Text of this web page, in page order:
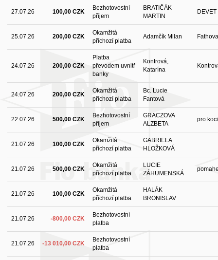
27.07.26 100,00 CZK
Bezhotovostní
příjem
BRATIČÁK
MARTIN
DEVET
25.07.26 200,00 CZK
Okamžitá
příchozí platba
Adamčík Milan
24.07.26 200,00 CZK
Platba
převodem uvnitř
banky
Kontrová,
Katarína
24.07.26 200,00 CZK
Okamžitá
příchozí platba
Bc. Lucie
Fantová
22.07.26 500,00 CZK
Bezhotovostní
příjem
GRACZOVA
ALZBETA
pro
21.07.26 100,00 CZK
Okamžitá
příchozí platba
GABRIELA
HLOŽKOVÁ
21.07.26 500,00 CZK
Okamžitá
příchozí platba
LUCIE
ZÁHUMENSKÁ
21.07.26 100,00 CZK
Okamžitá
příchozí platba
HALÁK
BRONISLAV
21.07.26 -800,00 CZK
Bezhotovostní
platba
21.07.26 -13 010,00 CZK
Bezhotovostní
platba